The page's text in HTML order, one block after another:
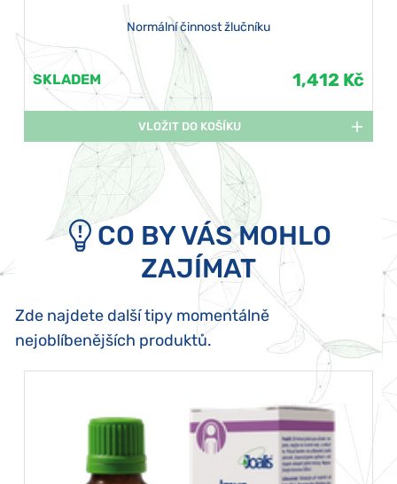
Normální činnost žlučníku
SKLADEM 1,412 Kč
VLOŽIT DO KOŠÍKU
CO BY VÁS MOHLO
ZAJÍMAT
Zde najdete další tipy momentálně
nejoblíbenějších produktů.